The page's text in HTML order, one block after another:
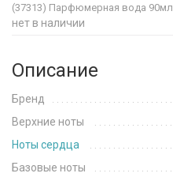
(37313) Парфюмерная вода 90мл
нет в наличии
Описание
Бренд
Верхние ноты
Ноты сердца
Базовые ноты